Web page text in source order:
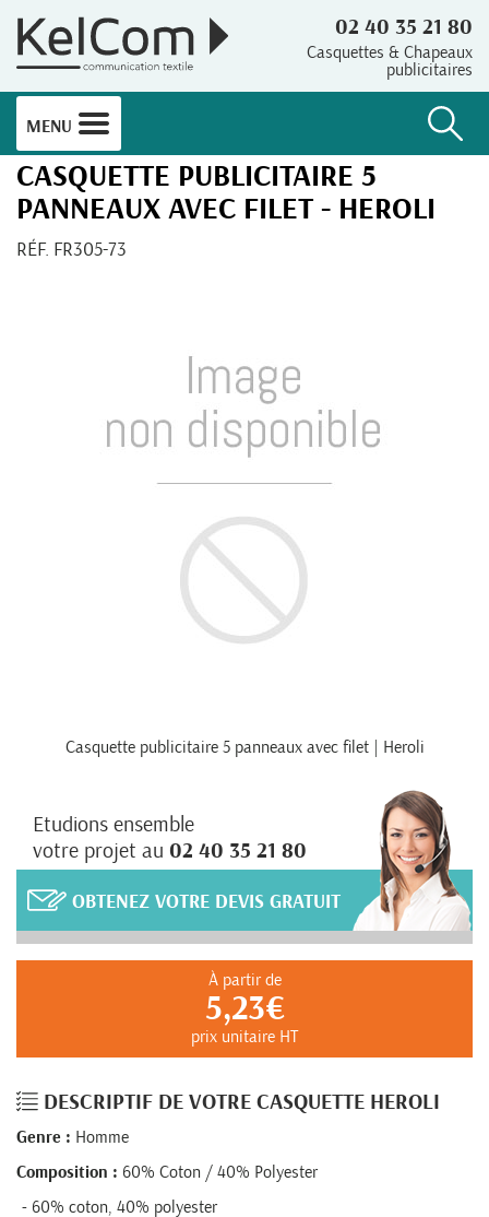
02 40 35 21 80
Casquettes & Chapeaux
publicitaires
MENU
CASQUETTE PUBLICITAIRE 5
PANNEAUX AVEC FILET - HEROLI
RÉF. FR305-73
Casquette publicitaire 5 panneaux avec filet | Heroli
Etudions ensemble
votre projet au 02 40 35 21 80
OBTENEZ VOTRE DEVIS GRATUIT
À partir de
5,23€
prix unitaire HT
DESCRIPTIF DE VOTRE CASQUETTE HEROLI
Genre : Homme
Composition : 60% Coton / 40% Polyester
60% coton, 40% polyester